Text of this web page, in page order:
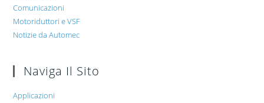
Comunicazioni
Motoriduttori e VSF
Notizie da Automec
Naviga Il Sito
Applicazioni